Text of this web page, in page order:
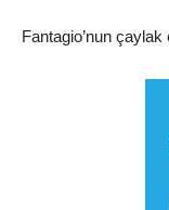
Fantagio’nun